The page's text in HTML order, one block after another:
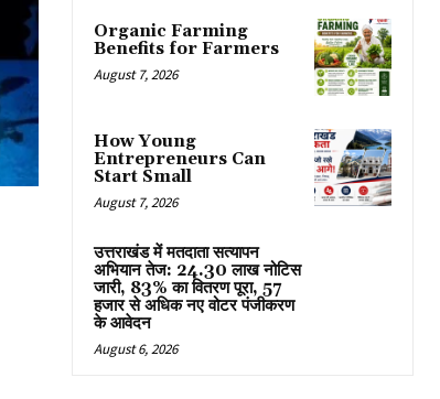
Organic Farming
Benefits for Farmers
August 7, 2026
How Young
Entrepreneurs Can
Start Small
August 7, 2026
उत्तराखंड में मतदाता सत्यापन
अभियान तेज: 24.30 लाख नोटिस
जारी, 83% का वितरण पूरा, 57
हजार से अधिक नए वोटर पंजीकरण
के आवेदन
August 6, 2026